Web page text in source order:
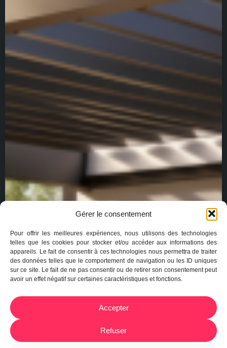
Gérer le consentement
Pour offrir les meilleures expériences, nous utilisons des technologies
telles que les cookies pour stocker et/ou accéder aux informations des
appareils. Le fait de consentir à ces technologies nous permettra de traiter
des données telles que le comportement de navigation ou les ID uniques
sur ce site. Le fait de ne pas consentir ou de retirer son consentement peut
avoir un effet négatif sur certaines caractéristiques et fonctions.
Accepter
Refuser